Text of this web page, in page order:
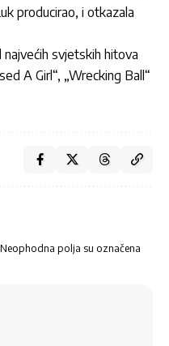
producirao, i otkazala
svjetskih hitova
A Girl“, „Wrecking Ball“
Neophodna polja su označena